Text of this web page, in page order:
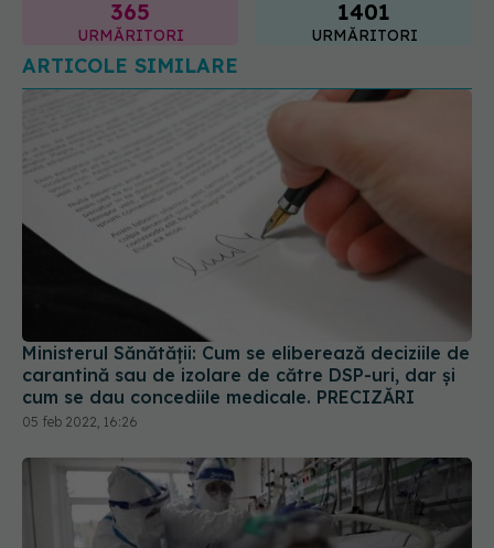
ARTICOLE SIMILARE
Ministerul Sănătății: Cum se eliberează deciziile de
carantină sau de izolare de către DSP-uri, dar și
cum se dau concediile medicale. PRECIZĂRI
05 feb 2022, 16:26